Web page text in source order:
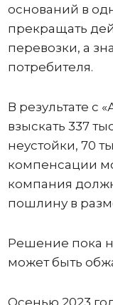
оснований в
прекращать
перевозки, а
потребителя.
В результате с
взыскать 337
неустойки, 70
компенсации
компания
пошлину в
Решение пока
может быть